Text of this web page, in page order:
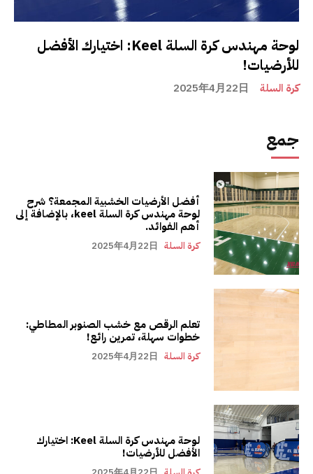
لوحة مهندس كرة السلة Keel: اختيارك الأفضل
للأرضيات!
كرة السلة 2025年4月22日
جمع
أفضل الأرضيات الخشبية المجمعة؟ شرح
لوحة مهندس كرة السلة keel، بالإضافة إلى
أهم الفوائد.
كرة السلة 2025年4月22日
تعلم الرقص مع خشب الصنوبر المطاطي:
خطوات سهلة، تمرين رائع!
كرة السلة 2025年4月22日
لوحة مهندس كرة السلة Keel: اختيارك
الأفضل للأرضيات!